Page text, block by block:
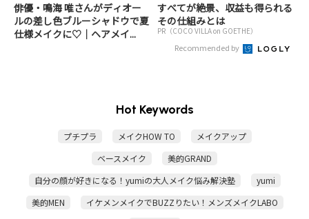
俳優・鳴海 唯さんがディオー
ルの差し色ブルーシャドウで夏
仕様メイクに♡｜ヘアメイ...
すべてが絶景、収益も得られる
その仕組みとは
PR（COCO VILLA on GOETHE）
Recommended by
Hot Keywords
プチプラ メイクHOW TO
メイクアップ
ベースメイク
美的GRAND
自分の顔が好きになる！yumiの大人メイク悩み解決塾
yumi
美的MEN
イケメンメイクでBUZZりたい！メンズメイクLABO